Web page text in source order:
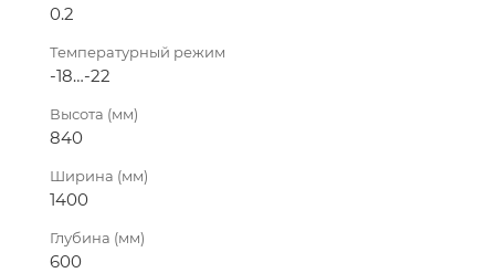
0.2
Температурный режим
-18…-22
Высота (мм)
840
Ширина (мм)
1400
Глубина (мм)
600